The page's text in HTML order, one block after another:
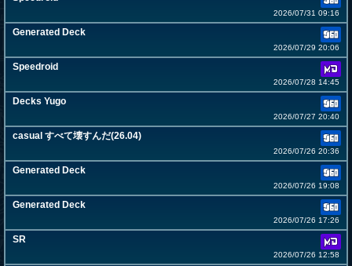
2026/07/31 09:16
Generated Deck
2026/07/29 20:06
Speedroid
2026/07/28 14:45
Decks Yugo
2026/07/27 20:40
casual すべて壊すんだ(26.04)
2026/07/26 20:36
Generated Deck
2026/07/26 19:08
Generated Deck
2026/07/26 17:26
SR
2026/07/26 12:58